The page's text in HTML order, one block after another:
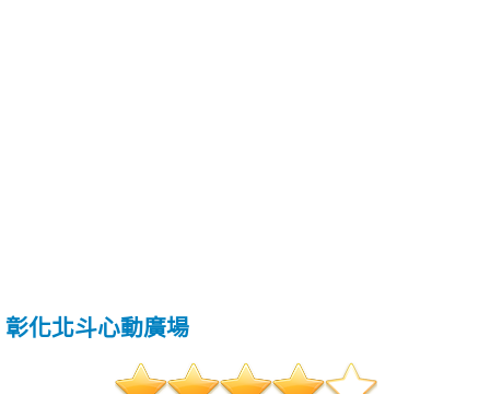
彰化北斗心動廣場